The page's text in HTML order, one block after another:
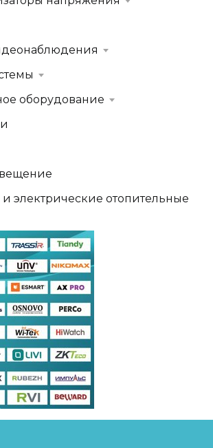
оборудование
и электрические отопительные